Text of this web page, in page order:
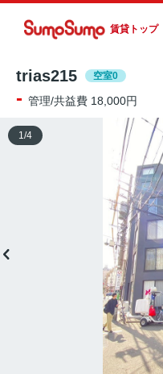
賃貸トップ
trias215 空室0
- 管理/共益費 18,000円
1 /4